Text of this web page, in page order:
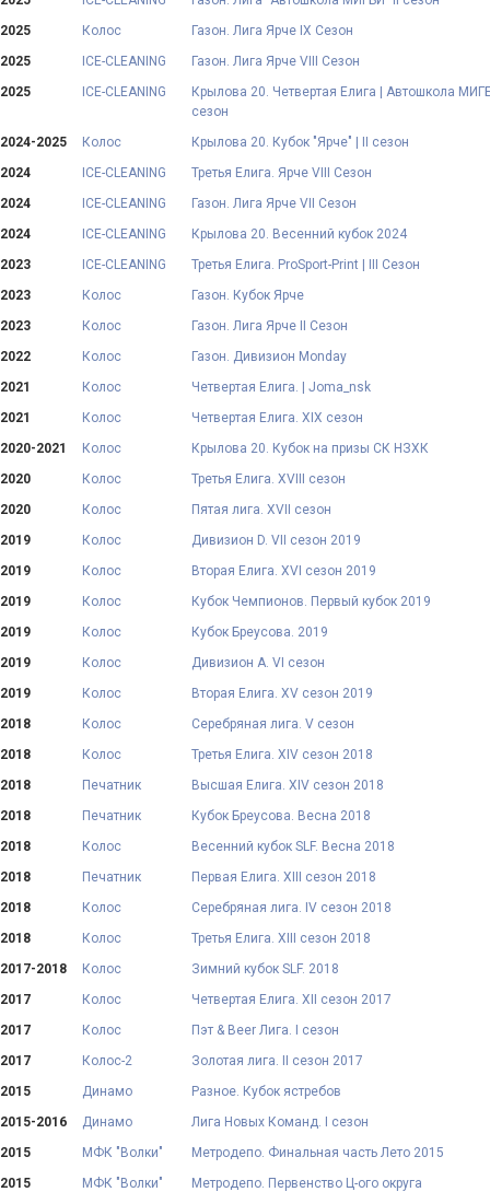
2025
Колос
Газон. Лига Ярче IX Сезон
2025
ICE-CLEANING
Газон. Лига Ярче VIII Сезон
2025
ICE-CLEANING
Крылова 20. Четвертая Елига | Автошкола
сезон
2024-2025
Колос
Крылова 20. Кубок "Ярче" | II сезон
2024
ICE-CLEANING
Третья Елига. Ярче VIII Сезон
2024
ICE-CLEANING
Газон. Лига Ярче VII Сезон
2024
ICE-CLEANING
Крылова 20. Весенний кубок 2024
2023
ICE-CLEANING
Третья Елига. ProSport-Print | III Сезон
2023
Колос
Газон. Кубок Ярче
2023
Колос
Газон. Лига Ярче II Сезон
2022
Колос
Газон. Дивизион Monday
2021
Колос
Четвертая Елига. | Joma_nsk
2021
Колос
Четвертая Елига. XIX сезон
2020-2021
Колос
Крылова 20. Кубок на призы СК НЗХК
2020
Колос
Третья Елига. XVIII сезон
2020
Колос
Пятая лига. XVII сезон
2019
Колос
Дивизион D. VII сезон 2019
2019
Колос
Вторая Елига. XVI сезон 2019
2019
Колос
Кубок Чемпионов. Первый кубок 2019
2019
Колос
Кубок Бреусова. 2019
2019
Колос
Дивизион А. VI сезон
2019
Колос
Вторая Елига. XV сезон 2019
2018
Колос
Серебряная лига. V сезон
2018
Колос
Третья Елига. XIV сезон 2018
2018
Печатник
Высшая Елига. XIV сезон 2018
2018
Печатник
Кубок Бреусова. Весна 2018
2018
Колос
Весенний кубок SLF. Весна 2018
2018
Печатник
Первая Елига. XIII сезон 2018
2018
Колос
Серебряная лига. IV сезон 2018
2018
Колос
Третья Елига. XIII сезон 2018
2017-2018
Колос
Зимний кубок SLF. 2018
2017
Колос
Четвертая Елига. XII сезон 2017
2017
Колос
Пэт & Beer Лига. I сезон
2017
Колос-2
Золотая лига. II сезон 2017
2015
Динамо
Разное. Кубок ястребов
2015-2016
Динамо
Лига Новых Команд. I сезон
2015
МФК "Волки"
Метродепо. Финальная часть Лето 2015
2015
МФК "Волки"
Метродепо. Первенство Ц-ого округа